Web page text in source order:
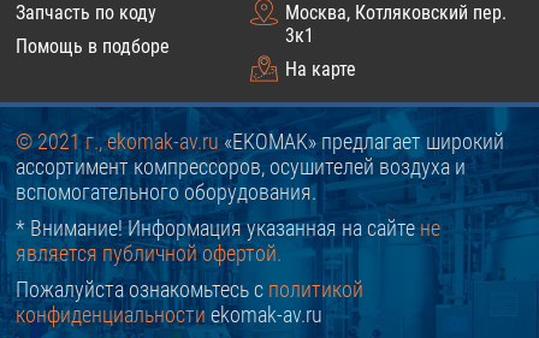
Запчасть по коду
Помощь в подборе
Москва, Котляковский пер.
3к1
На карте
© 2021 г., ekomak-av.ru «EKOMAK» предлагает широкий
ассортимент компрессоров, осушителей воздуха и
вспомогательного оборудования.
* Внимание! Информация указанная на сайтене
является публичной офертой.
Пожалуйста ознакомьтесь с политикой
конфиденциальности ekomak-av.ru